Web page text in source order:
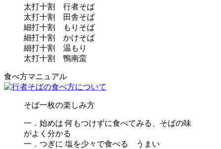
太打十割 行者そば
太打十割 田舎そば
細打十割 もりそば
細打十割 かけそば
細打十割 温もり
太打十割 鴨南蛮
食べ方マニュアル
そば一枚の楽しみ方
一．始めは 何もつけずに食べてみる、そばの味
がよく分かる
一．つぎに 塩を少々で食べる うまい